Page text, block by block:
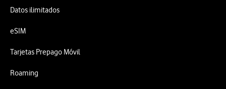
Datos ilimitados
eSIM
Tarjetas Prepago Móvil
Roaming